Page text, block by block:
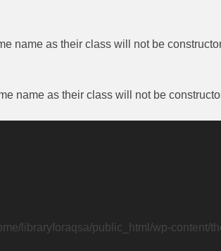
name as their class will not be
name as their class will not be
libraryforaqsa/public_html/wp-content/